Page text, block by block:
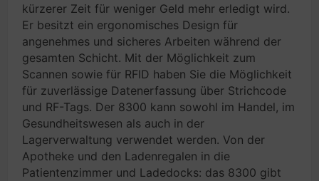
kürzerer Zeit für weniger Geld mehr erledigt wird.
Er besitzt ein ergonomisches Design für
angenehmes und sicheres Arbeiten während der
gesamten Schicht. Mit der Möglichkeit zum
Scannen sowie für RFID haben Sie die Möglichkeit
für zuverlässige Datenerfassung über Strichcode
und RF-Tags. Der 8300 kann sowohl im Handel, im
Gesundheitswesen als auch in der
Lagerverwaltung verwendet werden. Von der
Apotheke und den Ladenregalen in die
Patientenzimmer und Ladedocks: das 8300 gibt